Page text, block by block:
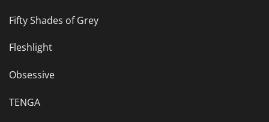
Fifty Shades of Grey
Fleshlight
Obsessive
TENGA